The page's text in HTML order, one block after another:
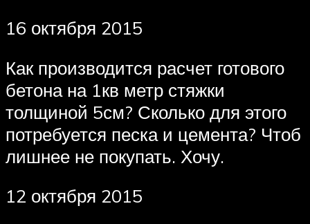
16 октября 2015
Как производится расчет готового
бетона на 1кв метр стяжки
толщиной 5см? Сколько для этого
потребуется песка и цемента? Чтоб
лишнее не покупать. Хочу.
12 октября 2015